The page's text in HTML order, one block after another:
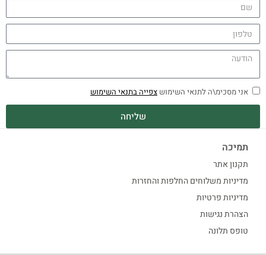
אני מסכימ\ה לתנאי השימוש צפייה בתנאי השימוש
שליחה
תמיכה
תקנון אתר
מדיניות משלוחים החלפות והחזרות
מדיניות פרטיות
הצהרת נגישות
טופס תלונה